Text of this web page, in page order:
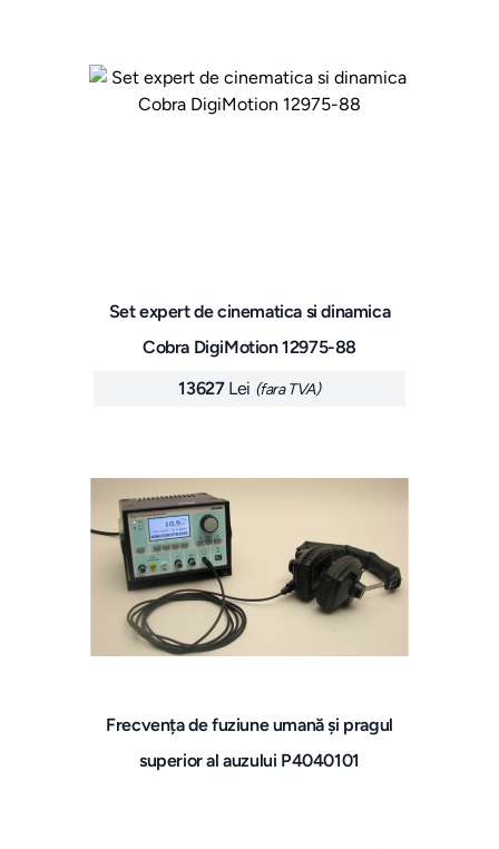
Set expert de cinematica si dinamica
Cobra DigiMotion 12975-88
13627 Lei (fara TVA)
Frecvența de fuziune umană și pragul
superior al auzului P4040101